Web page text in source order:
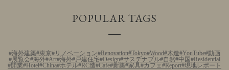
POPULAR TAGS
海外建築 東京 リノベーション Renovation Tokyo Wood 木造 YouTube 動画
展覧会 海外 Art 海外 戸建住宅 Design サステナブル 自然 中国
Residential
開業
Hotel China ホテル RC造 Cafe 新築 家具 カフェ Report 現地レポート